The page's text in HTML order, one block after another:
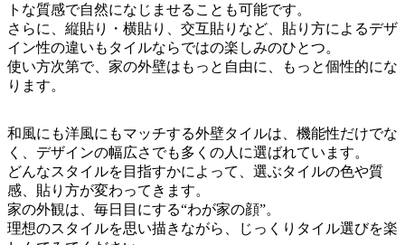
トな質感で自然になじませることも可能です。
さらに、縦貼り・横貼り、交互貼りなど、貼り方によるデザ
イン性の違いもタイルならではの楽しみのひとつ。
使い方次第で、家の外壁はもっと自由に、もっと個性的にな
ります。
和風にも洋風にもマッチする外壁タイルは、機能性だけでな
く、デザインの幅広さでも多くの人に選ばれています。
どんなスタイルを目指すかによって、選ぶタイルの色や質
感、貼り方が変わってきます。
家の外観は、毎日目にする“わが家の顔”。
理想のスタイルを思い描きながら、じっくりタイル選びを楽